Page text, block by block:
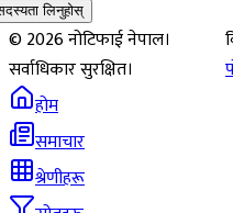
लिनुहोस्
©2026नोटिफाई नेपाल।
सर्वाधिकार सुरक्षित।
होम
समाचार
श्रेणीहरू